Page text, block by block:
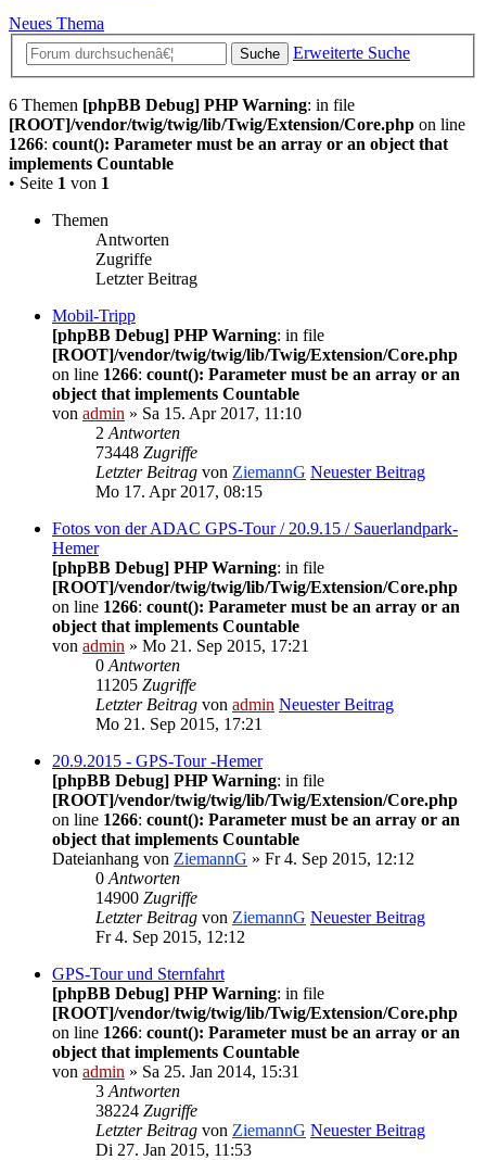
Neues Thema
Suche Erweiterte Suche
6 Themen [phpBB Debug] PHP Warning: in file
[ROOT]/vendor/twig/twig/lib/Twig/Extension/Core.php on line
1266: count(): Parameter must be an array or an object that
implements Countable
• Seite 1 von 1
Themen
Antworten
Zugriffe
Letzter Beitrag
Mobil-Tripp
[phpBB Debug] PHP Warning: in file
[ROOT]/vendor/twig/twig/lib/Twig/Extension/Core.php
on line 1266: count(): Parameter must be an array or an
object that implements Countable
von admin » Sa 15. Apr 2017, 11:10
2 Antworten
73448 Zugriffe
Letzter Beitrag von ZiemannG Neuester Beitrag
Mo 17. Apr 2017, 08:15
Fotos von der ADAC GPS-Tour / 20.9.15 / Sauerlandpark-
Hemer
[phpBB Debug] PHP Warning: in file
[ROOT]/vendor/twig/twig/lib/Twig/Extension/Core.php
on line 1266: count(): Parameter must be an array or an
object that implements Countable
von admin » Mo 21. Sep 2015, 17:21
0 Antworten
11205 Zugriffe
Letzter Beitrag von admin Neuester Beitrag
Mo 21. Sep 2015, 17:21
20.9.2015 - GPS-Tour -Hemer
[phpBB Debug] PHP Warning: in file
[ROOT]/vendor/twig/twig/lib/Twig/Extension/Core.php
on line 1266: count(): Parameter must be an array or an
object that implements Countable
Dateianhang von ZiemannG » Fr 4. Sep 2015, 12:12
0 Antworten
14900 Zugriffe
Letzter Beitrag von ZiemannG Neuester Beitrag
Fr 4. Sep 2015, 12:12
GPS-Tour und Sternfahrt
[phpBB Debug] PHP Warning: in file
[ROOT]/vendor/twig/twig/lib/Twig/Extension/Core.php
on line 1266: count(): Parameter must be an array or an
object that implements Countable
von admin » Sa 25. Jan 2014, 15:31
3 Antworten
38224 Zugriffe
Letzter Beitrag von ZiemannG Neuester Beitrag
Di 27. Jan 2015, 11:53